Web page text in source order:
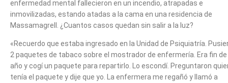
enfermedad mental fallecieron en un incendio, atrapadas e
inmovilizadas, estando atadas a la cama en una residencia de
Massamagrell. ¿Cuantos casos quedan sin salir a la luz?
«Recuerdo que estaba ingresado en la Unidad de Psiquiatría.
2 paquetes de tabaco sobre el mostrador de enfermería. Era fin de
año y cogí un paquete para repartirlo. Lo escondí. Preguntaron
tenía el paquete y dije que yo. La enfermera me regañó y llamó a